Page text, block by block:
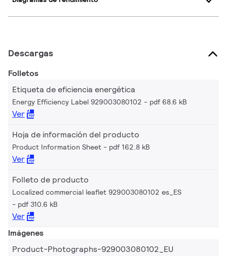
Descargas
Folletos
Etiqueta de eficiencia energética
Energy Efficiency Label 929003080102 pdf 68.6 kB
Ver
Hoja de información del producto
Product Information Sheet pdf 162.8 kB
Ver
Folleto de producto
Localized commercial leaflet 929003080102 es_ES
pdf 310.6 kB
Ver
Imágenes
Product-Photographs-929003080102_EU